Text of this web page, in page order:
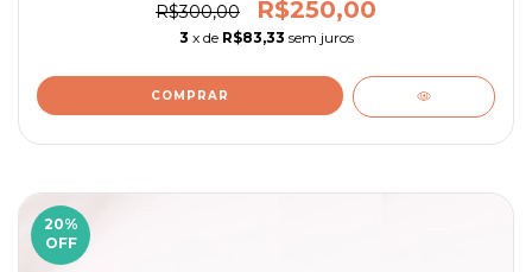
R$300,00 R$250,00
3 x de R$83,33 sem juros
20%
OFF